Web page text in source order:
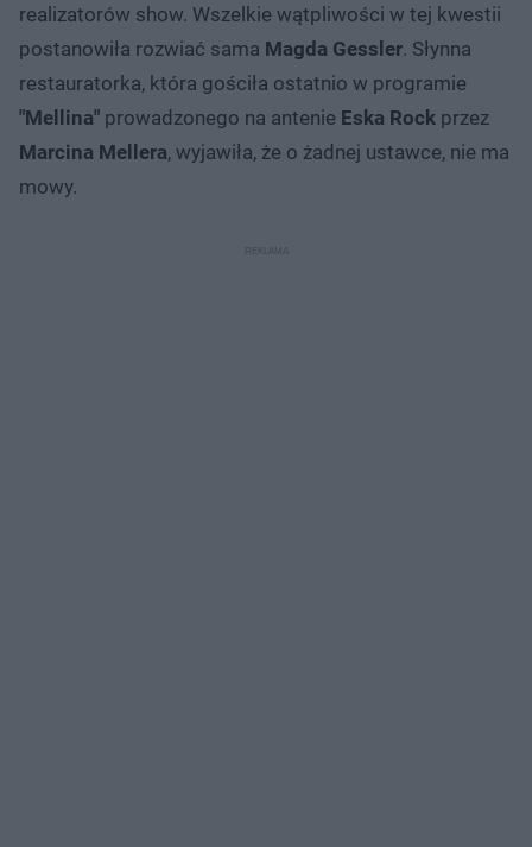
realizatorów show. Wszelkie wątpliwości w tej kwestii
postanowiła rozwiać sama Magda Gessler. Słynna
restauratorka, która gościła ostatnio w programie
"Mellina" prowadzonego na antenie Eska Rock przez
Marcina Mellera, wyjawiła, że o żadnej ustawce, nie ma
mowy.